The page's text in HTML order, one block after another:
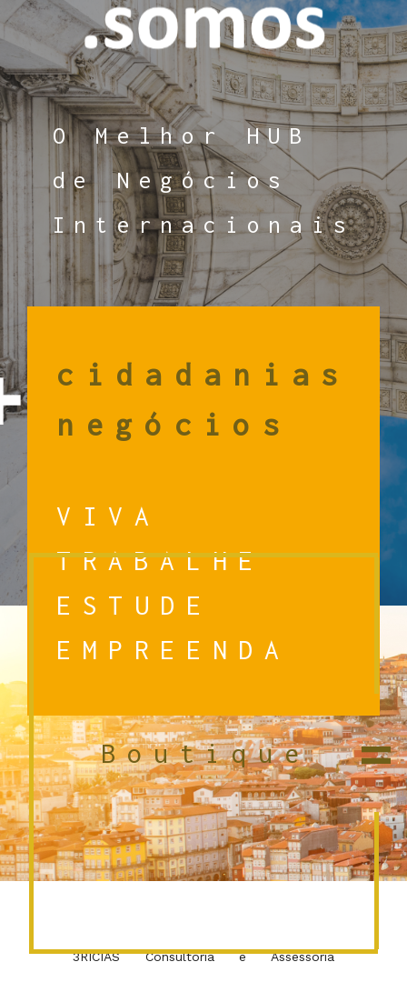
O Melhor HUB
de Negócios
Internacionais
cidadanias
negócios
VIVA
TRABALHE
ESTUDE
EMPREENDA
3RICIAS Consultoria e Assessoria
Boutique =